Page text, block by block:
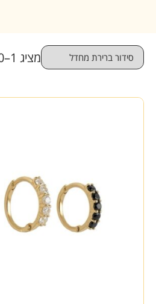
מציג 1–20 מתוך 54 תוצאות